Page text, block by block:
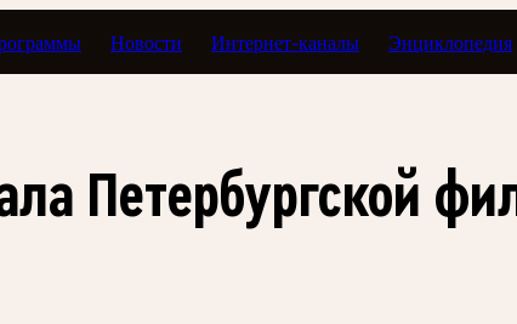
Новости Интернет-каналы Энциклопедия
Петербургской